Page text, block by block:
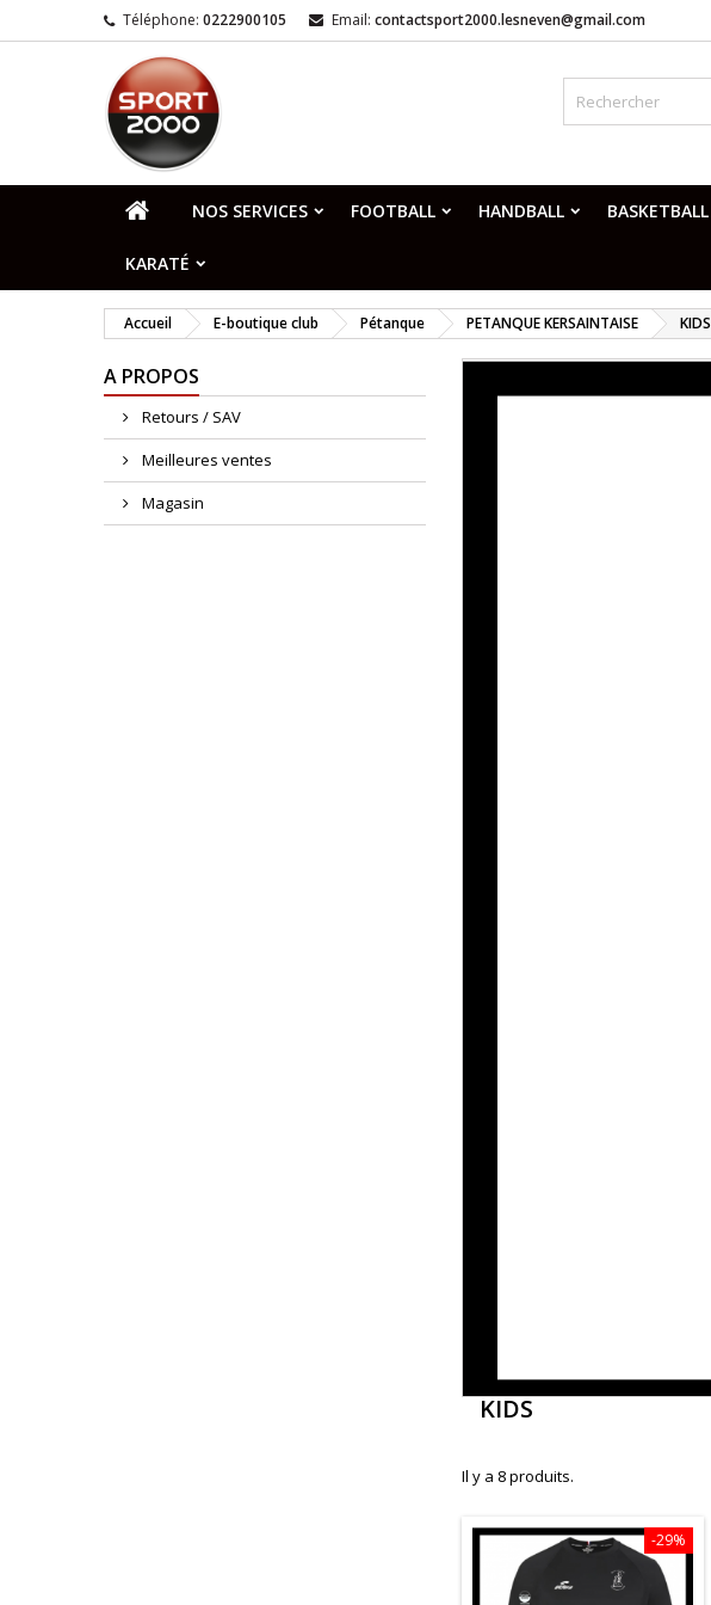
Téléphone: 0222900105 Email: contactsport2000.lesneven@gmail.com
NOS SERVICES FOOTBALL HANDBALL BASKETBALL
KARATÉ
Accueil E-boutique club Pétanque PETANQUE KERSAINTAISE KIDS
A PROPOS
Retours / SAV
Meilleures ventes
Magasin
KIDS
Il y a 8 produits.
-29%